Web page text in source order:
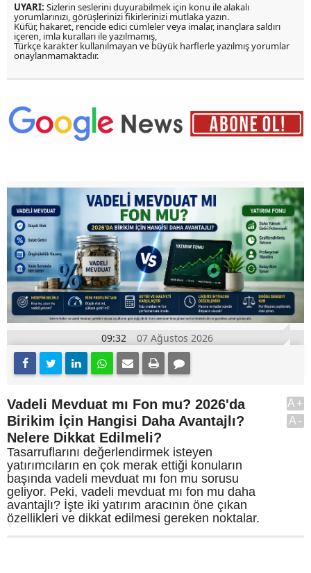
UYARI: Sizlerin seslerini duyurabilmek için konu ile alakalı
yorumlarınızı, görüşlerinizi fikirlerinizi mutlaka yazın.
Küfür, hakaret, rencide edici cümleler veya imalar, inançlara saldırı
içeren, imla kuralları ile yazılmamış,
Türkçe karakter kullanılmayan ve büyük harflerle yazılmış yorumlar
onaylanmamaktadır.
09:32 07 Ağustos 2026
Vadeli Mevduat mı Fon mu? 2026'da
Birikim İçin Hangisi Daha Avantajlı?
Nelere Dikkat Edilmeli?
Tasarruflarını değerlendirmek isteyen
yatırımcıların en çok merak ettiği konuların
başında vadeli mevduat mı fon mu sorusu
geliyor. Peki, vadeli mevduat mı fon mu daha
avantajlı? İşte iki yatırım aracının öne çıkan
özellikleri ve dikkat edilmesi gereken noktalar.
A+
A-